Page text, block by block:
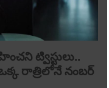
ట్విస్టులు..
రాత్రిలోనే నంబర్